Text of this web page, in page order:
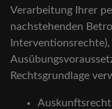
Verarbeitung Ihrer
nachstehenden
Rechtsgrundlage